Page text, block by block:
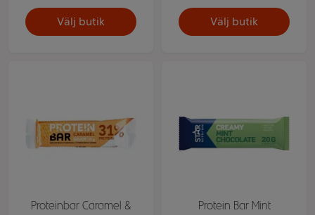
Välj butik Välj butik
Proteinbar Caramel &
Protein Bar Mint